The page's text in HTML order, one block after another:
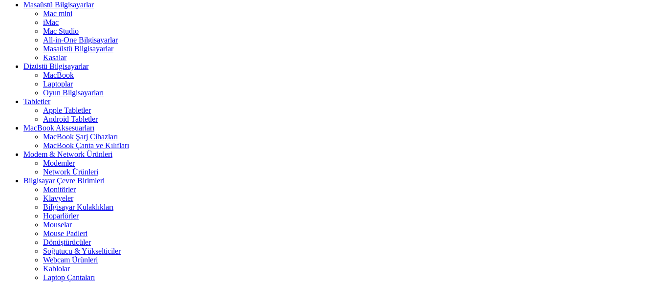
Masaüstü Bilgisayarlar
Mac mini
iMac
Mac Studio
All-in-One Bilgisayarlar
Masaüstü Bilgisayarlar
Kasalar
Dizüstü Bilgisayarlar
MacBook
Laptoplar
Oyun Bilgisayarları
Tabletler
Apple Tabletler
Android Tabletler
MacBook Aksesuarları
MacBook Şarj Cihazları
MacBook Çanta ve Kılıfları
Modem & Network Ürünleri
Modemler
Network Ürünleri
Bilgisayar Çevre Birimleri
Monitörler
Klavyeler
BiIgisayar Kulaklıkları
Hoparlörler
Mouselar
Mouse Padleri
Dönüştürücüler
Soğutucu & Yükselticiler
Webcam Ürünleri
Kablolar
Laptop Çantaları